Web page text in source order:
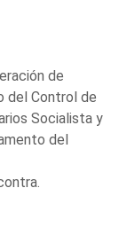
de
del Control de
Socialista y
del